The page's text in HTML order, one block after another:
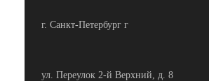
г. Санкт-Петербург г
ул. Переулок 2-й Верхний, д. 8